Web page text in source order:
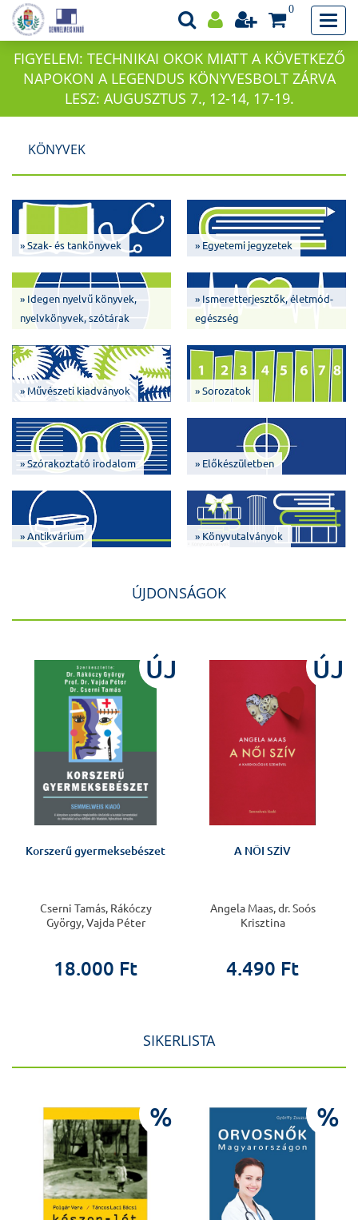
0
FIGYELEM: TECHNIKAI OKOK MIATT A KÖVETKEZŐ
NAPOKON A LEGENDUS KÖNYVESBOLT ZÁRVA
LESZ: AUGUSZTUS 7., 12-14, 17-19.
KÖNYVEK
» Szak- és tankönyvek » Egyetemi jegyzetek
» Idegen nyelvű könyvek,
nyelvkönyvek, szótárak
» Ismeretterjesztők, életmód-
egészség
» Művészeti kiadványok » Sorozatok
» Szórakoztató irodalom » Előkészületben
» Antikvárium » Könyvutalványok
ÚJDONSÁGOK
ÚJ
Korszerű gyermeksebészet
Cserni Tamás, Rákóczy
György, Vajda Péter
18.000 Ft
ÚJ
A NŐI SZÍV
Angela Maas, dr. Soós
Krisztina
4.490 Ft
SIKERLISTA
% %